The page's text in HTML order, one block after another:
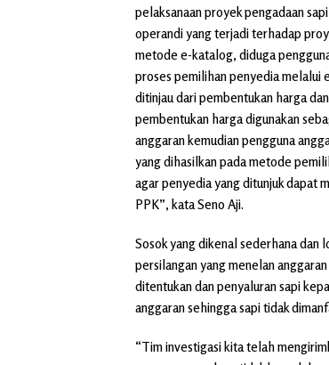
pelaksanaan proyek pengadaan
operandi yang terjadi terhadap
metode e-katalog, diduga
proses pemilihan penyedia melalui
ditinjau dari pembentukan harga
pembentukan harga digunakan
anggaran kemudian pengguna
yang dihasilkan pada metode
agar penyedia yang ditunjuk dapat
PPK”, kata Seno Aji.
Sosok yang dikenal sederhana dan
persilangan yang menelan
ditentukan dan penyaluran sapi
anggaran sehingga sapi tidak
“Tim investigasi kita telah